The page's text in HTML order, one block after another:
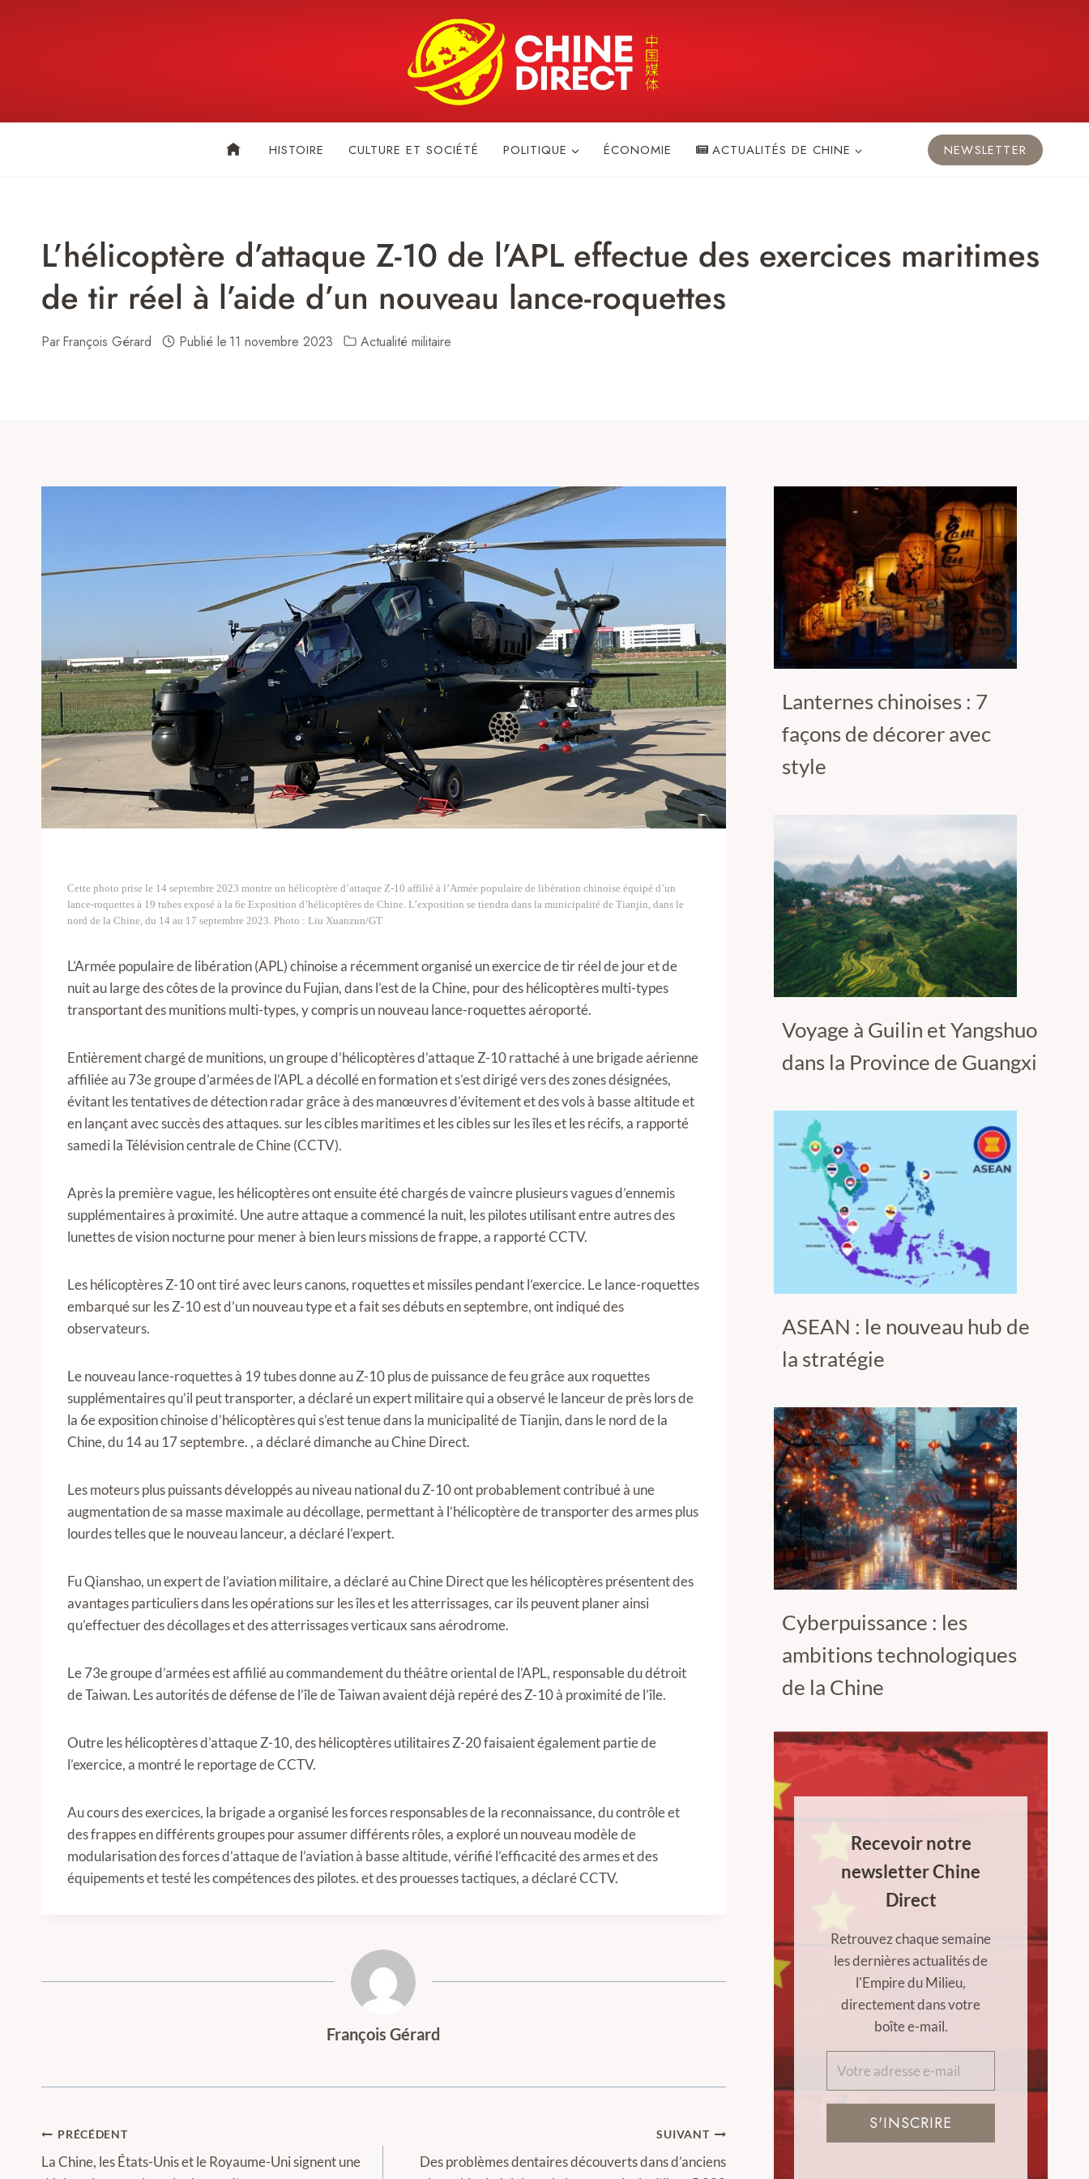
HISTOIRE CULTURE ET SOCIÉTÉ POLITIQUE ÉCONOMIE ACTUALITÉS DE CHINE NEWSLETTER
L’hélicoptère d’attaque Z-10 de l’APL effectue des exercices maritimes
de tir réel à l’aide d’un nouveau lance-roquettes
ParFrançois Gérard Publié le 11 novembre 2023 Actualité militaire
Cette photo prise le 14 septembre 2023 montre un hélicoptère d’attaque Z-10 affilié à l’Armée populaire de libération chinoise équipé d’un
lance-roquettes à 19 tubes exposé à la 6e Exposition d’hélicoptères de Chine. L’exposition se tiendra dans la municipalité de Tianjin, dans le
nord de la Chine, du 14 au 17 septembre 2023. Photo : Liu Xuanzun/GT
L’Armée populaire de libération (APL) chinoise a récemment organisé un exercice de tir réel de jour et de
nuit au large des côtes de la province du Fujian, dans l’est de la Chine, pour des hélicoptères multi-types
transportant des munitions multi-types, y compris un nouveau lance-roquettes aéroporté.
Entièrement chargé de munitions, un groupe d’hélicoptères d’attaque Z-10 rattaché à une brigade aérienne
affiliée au 73e groupe d’armées de l’APL a décollé en formation et s’est dirigé vers des zones désignées,
évitant les tentatives de détection radar grâce à des manœuvres d’évitement et des vols à basse altitude et
en lançant avec succès des attaques. sur les cibles maritimes et les cibles sur les îles et les récifs, a rapporté
samedi la Télévision centrale de Chine (CCTV).
Après la première vague, les hélicoptères ont ensuite été chargés de vaincre plusieurs vagues d’ennemis
supplémentaires à proximité. Une autre attaque a commencé la nuit, les pilotes utilisant entre autres des
lunettes de vision nocturne pour mener à bien leurs missions de frappe, a rapporté CCTV.
Les hélicoptères Z-10 ont tiré avec leurs canons, roquettes et missiles pendant l’exercice. Le lance-roquettes
embarqué sur les Z-10 est d’un nouveau type et a fait ses débuts en septembre, ont indiqué des
observateurs.
Le nouveau lance-roquettes à 19 tubes donne au Z-10 plus de puissance de feu grâce aux roquettes
supplémentaires qu’il peut transporter, a déclaré un expert militaire qui a observé le lanceur de près lors de
la 6e exposition chinoise d’hélicoptères qui s’est tenue dans la municipalité de Tianjin, dans le nord de la
Chine, du 14 au 17 septembre. , a déclaré dimanche au Chine Direct.
Les moteurs plus puissants développés au niveau national du Z-10 ont probablement contribué à une
augmentation de sa masse maximale au décollage, permettant à l’hélicoptère de transporter des armes plus
lourdes telles que le nouveau lanceur, a déclaré l’expert.
Fu Qianshao, un expert de l’aviation militaire, a déclaré au Chine Direct que les hélicoptères présentent des
avantages particuliers dans les opérations sur les îles et les atterrissages, car ils peuvent planer ainsi
qu’effectuer des décollages et des atterrissages verticaux sans aérodrome.
Le 73e groupe d’armées est affilié au commandement du théâtre oriental de l’APL, responsable du détroit
de Taiwan. Les autorités de défense de l’île de Taiwan avaient déjà repéré des Z-10 à proximité de l’île.
Outre les hélicoptères d’attaque Z-10, des hélicoptères utilitaires Z-20 faisaient également partie de
l’exercice, a montré le reportage de CCTV.
Au cours des exercices, la brigade a organisé les forces responsables de la reconnaissance, du contrôle et
des frappes en différents groupes pour assumer différents rôles, a exploré un nouveau modèle de
modularisation des forces d’attaque de l’aviation à basse altitude, vérifié l’efficacité des armes et des
équipements et testé les compétences des pilotes. et des prouesses tactiques, a déclaré CCTV.
François Gérard
Navigation
de
PRÉCÉDENT
La Chine, les États-Unis et le Royaume-Uni signent une
SUIVANT
Des problèmes dentaires découverts dans d’anciens
Lanternes chinoises : 7
façons de décorer avec
style
Voyage à Guilin et Yangshuo
dans la Province de Guangxi
ASEAN : le nouveau hub de
la stratégie
Cyberpuissance : les
ambitions technologiques
de la Chine
Recevoir notre
newsletter Chine
Direct
Retrouvez chaque semaine
les dernières actualités de
l'Empire du Milieu,
directement dans votre
boîte e-mail.
S'INSCRIRE